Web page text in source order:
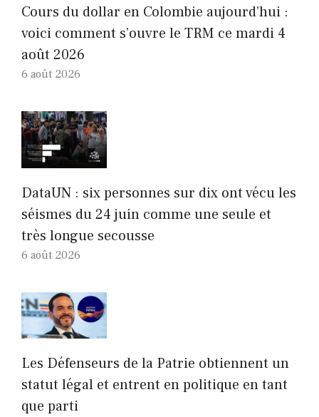
Cours du dollar en Colombie aujourd’hui :
voici comment s’ouvre le TRM ce mardi 4
août 2026
6 août 2026
DataUN : six personnes sur dix ont vécu les
séismes du 24 juin comme une seule et
très longue secousse
6 août 2026
Les Défenseurs de la Patrie obtiennent un
statut légal et entrent en politique en tant
que parti